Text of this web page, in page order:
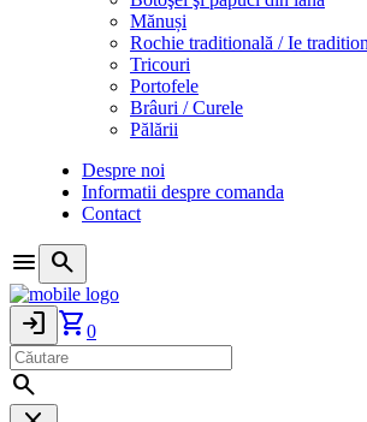
Mănuși
Rochie traditională / Ie
Tricouri
Portofele
Brâuri / Curele
Pălării
Despre noi
Informatii despre comanda
Contact
menu search
login shopping_cart0
search